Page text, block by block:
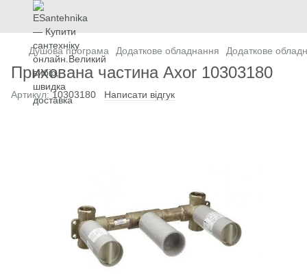
Душова програма Додаткове обладнання Додаткове
Прихована частина Axor 10303180
Артикул:10303180 Написати відгук